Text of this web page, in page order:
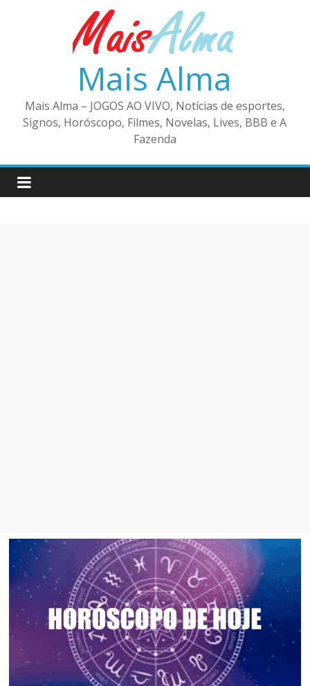
Mais Alma
Mais Alma – JOGOS AO VIVO, Notícias de esportes,
Signos, Horóscopo, Filmes, Novelas, Lives, BBB e A
Fazenda